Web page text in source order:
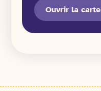
Ouvrir la carte